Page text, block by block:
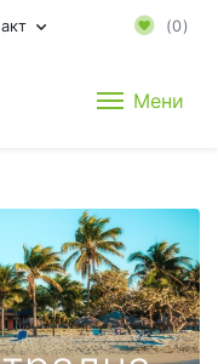
(0)
Мени